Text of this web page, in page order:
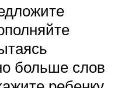
больше слов